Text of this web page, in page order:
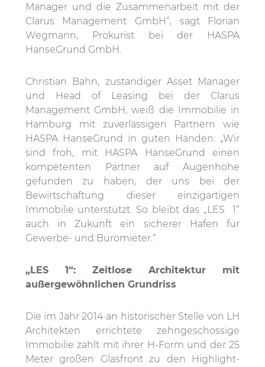
Manager und die Zusammenarbeit mit der
Clarus Management GmbH“, sagt Florian
Wegmann, Prokurist bei der HASPA
HanseGrund GmbH.
Christian Bahn, zuständiger Asset Manager
und Head of Leasing bei der Clarus
Management GmbH, weiß die Immobilie in
Hamburg mit zuverlässigen Partnern wie
HASPA HanseGrund in guten Händen: „Wir
sind froh, mit HASPA HanseGrund einen
kompetenten Partner auf Augenhöhe
gefunden zu haben, der uns bei der
Bewirtschaftung dieser einzigartigen
Immobilie unterstützt. So bleibt das „LES 1“
auch in Zukunft ein sicherer Hafen für
Gewerbe- und Büromieter.“
„LES 1“: Zeitlose Architektur mit
außergewöhnlichen Grundriss
Die im Jahr 2014 an historischer Stelle von LH
Architekten errichtete zehngeschossige
Immobilie zählt mit ihrer H-Form und der 25
Meter großen Glasfront zu den Highlight-